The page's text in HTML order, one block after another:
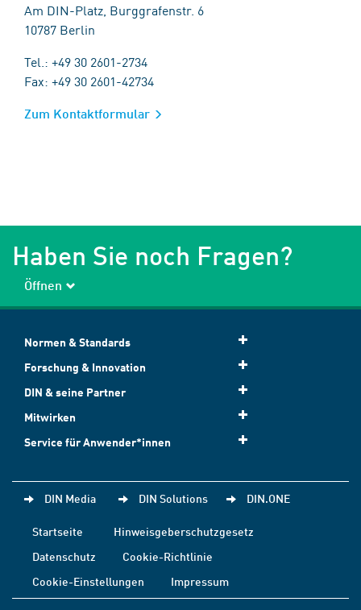
Am DIN-Platz, Burggrafenstr. 6
10787 Berlin
Tel.: +49 30 2601-2734
Fax: +49 30 2601-42734
Zum Kontaktformular
Haben Sie noch Fragen?
Öffnen
Normen & Standards
Forschung & Innovation
DIN & seine Partner
Mitwirken
Service für Anwender*innen
DIN Media DIN Solutions DIN.ONE
Startseite
Hinweisgeberschutzgesetz
Datenschutz
Cookie-Richtlinie
Cookie-Einstellungen
Impressum